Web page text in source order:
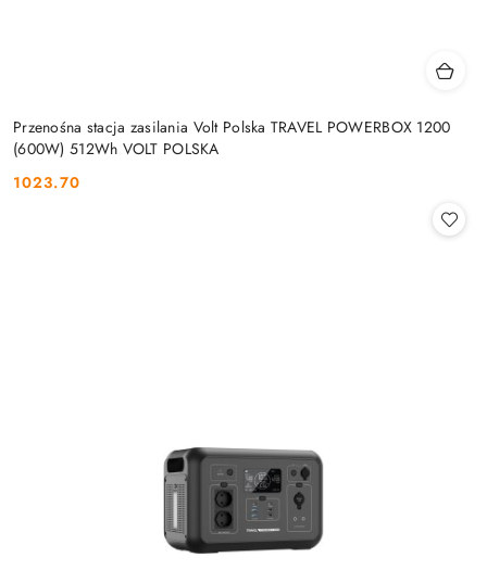
Przenośna stacja zasilania Volt Polska TRAVEL POWERBOX 1200
(600W) 512Wh VOLT POLSKA
Cena:
1023.70